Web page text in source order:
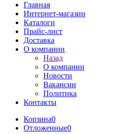
Главная
Интернет-магазин
Каталоги
Прайс-лист
Доставка
О компании
Назад
О компании
Новости
Вакансии
Политика
Контакты
Корзина0
Отложенные0